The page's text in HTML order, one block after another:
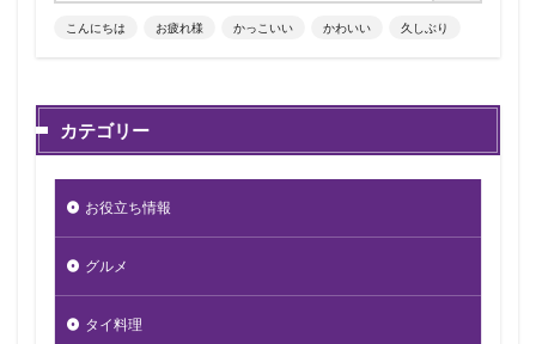
こんにちは お疲れ様 かっこいい かわいい 久しぶり
カテゴリー
お役立ち情報
グルメ
タイ料理